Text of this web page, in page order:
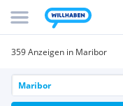
359 Anzeigen in Maribor